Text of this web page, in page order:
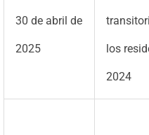
30 de abril de
2025 los
2024